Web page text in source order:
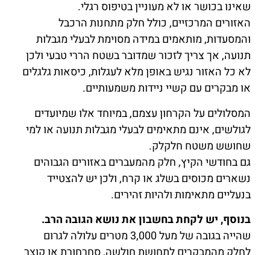
שאינו בכושר או לא מעוניין בטיפוס רגלי.
האזורים המרכזיים, כולל חלק מתחנות הרכבל
והמסעדות, מותאמים במידה מסוימת לבעלי מגבלות
תנועה, אך צריך לזכור שמדובר בשטח הררי טבעי ולכן
לא כל האזור נגיש באופן מלא לעגלות, כיסאות גלגלים
או מבקרים עם קשיי ניידות משמעותיים.
המסלולים על הקרחון עצמם, במיוחד אלו שמיועדים
לגולשים, אינם מתאימים לבעלי מגבלות תנועה או למי
שחושש משטח חלקלק.
גם בחודשי הקיץ, חלק מהמעברים באזורים הגבוהים
נשארים מכוסים בשלג או קרח, ולכן יש להצטייד
בנעליים מתאימות ולהיות זהירים.
בנוסף, יש לקחת בחשבון את נושא הגובה הרב.
שהייה בגובה של מעל 3,000 מטרים עלולה לגרום